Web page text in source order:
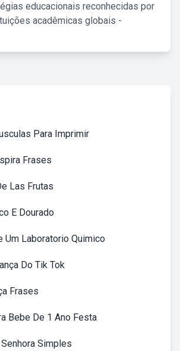
educacionais reconhecidas por
acadêmicas globais -
Para Imprimir
Frases
Las Frutas
E Dourado
Um Laboratorio Quimico
Do Tik Tok
Frases
Bebe De 1 Ano Festa
Simples